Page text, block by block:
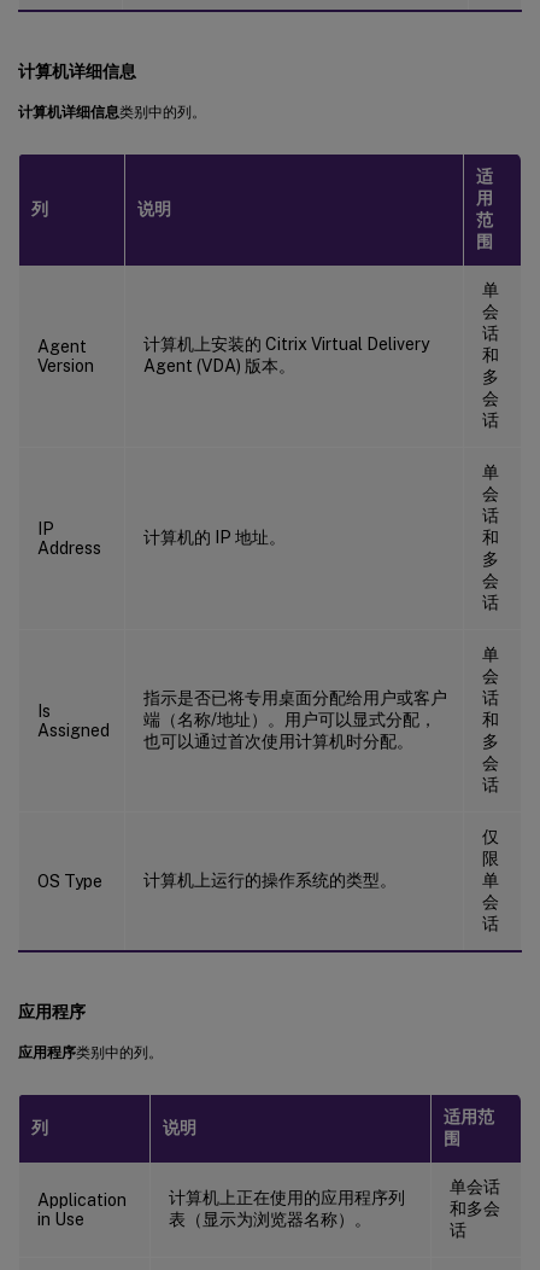
计算机详细信息
计算机详细信息类别中的列。
列 说明
适
用
范
围
Agent
Version
计算机上安装的 Citrix Virtual Delivery
Agent (VDA) 版本。
单
会
话
和
多
会
话
IP
Address
计算机的 IP 地址。
单
会
话
和
多
会
话
Is
Assigned
指示是否已将专用桌面分配给用户或客户
端（名称/地址）。用户可以显式分配，
也可以通过首次使用计算机时分配。
单
会
话
和
多
会
话
OS Type 计算机上运行的操作系统的类型。
仅
限
单
会
话
应用程序
应用程序类别中的列。
列 说明
适用范
围
Application
in Use
计算机上正在使用的应用程序列
表（显示为浏览器名称）。
单会话
和多会
话